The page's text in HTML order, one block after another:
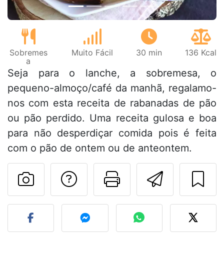
Sobremes
a
Muito Fácil 30 min 136 Kcal
Seja para o lanche, a sobremesa, o
pequeno-almoço/café da manhã, regalamo-
nos com esta receita de rabanadas de pão
ou pão perdido. Uma receita gulosa e boa
para não desperdiçar comida pois é feita
com o pão de ontem ou de anteontem.
Imprima
Falar com o autor
Fez esta receita?